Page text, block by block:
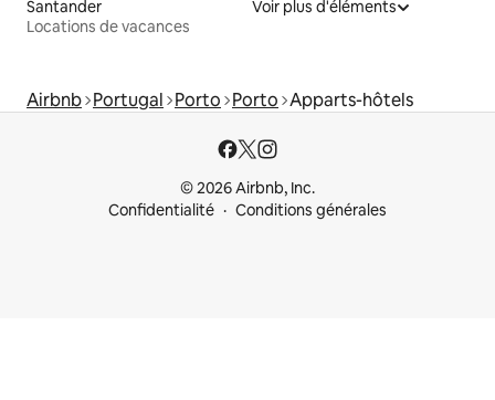
Santander
Locations de vacances
Voir plus d'éléments
Airbnb Portugal Porto Porto Apparts-hôtels
© 2026 Airbnb, Inc.
Confidentialité
Conditions générales